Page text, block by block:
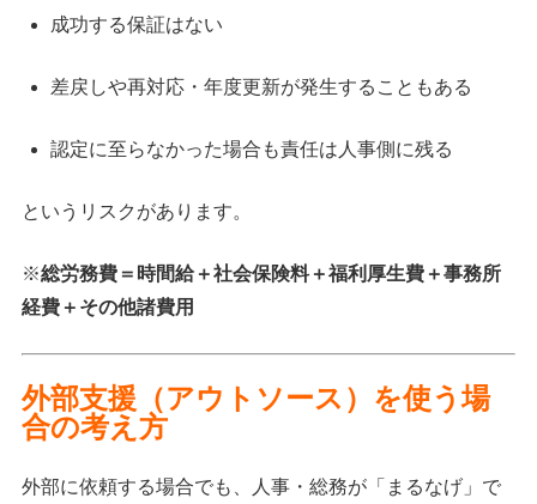
成功する保証はない
差戻しや再対応・年度更新が発生することもある
認定に至らなかった場合も責任は人事側に残る
というリスクがあります。
※総労務費＝時間給＋社会保険料＋福利厚生費＋事務所
経費＋その他諸費用
外部支援（アウトソース）を使う場
合の考え方
外部に依頼する場合でも、人事・総務が「まるなげ」で